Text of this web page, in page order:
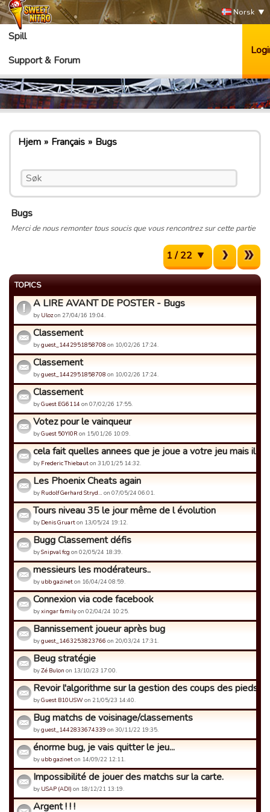
Norsk
Spill
Support & Forum
Hjem Français Bugs
Bugs
Merci de nous remonter tous soucis que vous rencontrez sur cette partie
1 / 22
TOPICS
A LIRE AVANT DE POSTER - Bugs
by Ulozon 27/04/16 19:04.
Classement
byguest_1442951858708 on 10/02/26 17:24.
Classement
byguest_1442951858708 on 10/02/26 17:24.
Classement
byGuest EG6114 on 07/02/26 17:55.
Votez pour le vainqueur
byGuest 50YI0R on 15/01/26 10:09.
cela fait quelles annees que je joue a votre jeu mais il
by Frederic Thiebauton 31/01/25 14:32.
Les Phoenix Cheats again
by Rudolf Gerhard Stryd… on 07/05/24 06:01.
Tours niveau 35 le jour même de l évolution
by Denis Gruarton 13/05/24 19:12.
Bugg Classement défis
bySnipval fcg on 02/05/24 18:39.
messieurs les modérateurs..
by ubb gazineton 16/04/24 08:59.
Connexion via code facebook
byxingar familyon 02/04/24 10:25.
Bannissement joueur après bug
byguest_1463253823766 on 20/03/24 17:31.
Beug stratégie
byZé Bulon on 13/10/23 17:00.
Revoir l'algorithme sur la gestion des coups des pieds
byGuest B10USW on 21/05/23 14:40.
Bug matchs de voisinage/classements
byguest_1442833674339 on 30/11/22 19:35.
énorme bug, je vais quitter le jeu...
by ubb gazineton 14/09/22 12:11.
Impossibilité de jouer des matchs sur la carte.
by USAP (ADI) on 18/12/21 13:19.
Argent ! ! !